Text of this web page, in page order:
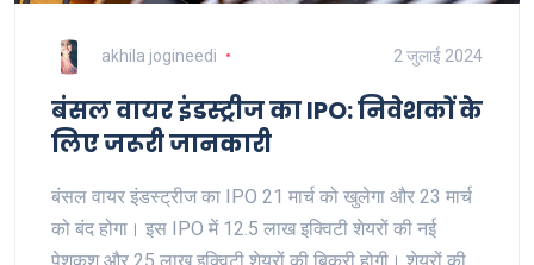
akhila jogineedi 2 जुलाई 2024
बंसल वायर इंडस्ट्रीज का IPO: निवेशकों के
लिए जरूरी जानकारी
बंसल वायर इंडस्ट्रीज का IPO 21 मार्च को खुलेगा और 23 मार्च
को बंद होगा। इस IPO में 12.5 लाख इक्विटी शेयरों की नई
पेशकश और 25 लाख इक्विटी शेयरों की बिक्री होगी। शेयरों की